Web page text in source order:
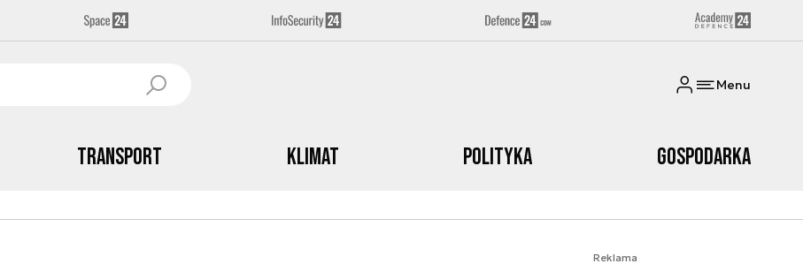
Menu
Transport Klimat Polityka Gospodarka
Reklama